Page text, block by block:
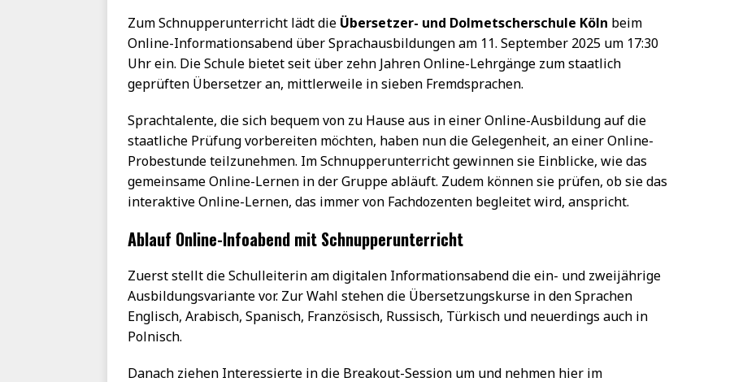
Zum Schnupperunterricht lädt die Übersetzer- und Dolmetscherschule Köln beim
Online-Informationsabend über Sprachausbildungen am 11. September 2025 um 17:30
Uhr ein. Die Schule bietet seit über zehn Jahren Online-Lehrgänge zum staatlich
geprüften Übersetzer an, mittlerweile in sieben Fremdsprachen.
Sprachtalente, die sich bequem von zu Hause aus in einer Online-Ausbildung auf die
staatliche Prüfung vorbereiten möchten, haben nun die Gelegenheit, an einer Online-
Probestunde teilzunehmen. Im Schnupperunterricht gewinnen sie Einblicke, wie das
gemeinsame Online-Lernen in der Gruppe abläuft. Zudem können sie prüfen, ob sie das
interaktive Online-Lernen, das immer von Fachdozenten begleitet wird, anspricht.
Ablauf Online-Infoabend mit Schnupperunterricht
Zuerst stellt die Schulleiterin am digitalen Informationsabend die ein- und zweijährige
Ausbildungsvariante vor. Zur Wahl stehen die Übersetzungskurse in den Sprachen
Englisch, Arabisch, Spanisch, Französisch, Russisch, Türkisch und neuerdings auch in
Polnisch.
Danach ziehen Interessierte in die Breakout-Session um und nehmen hier im